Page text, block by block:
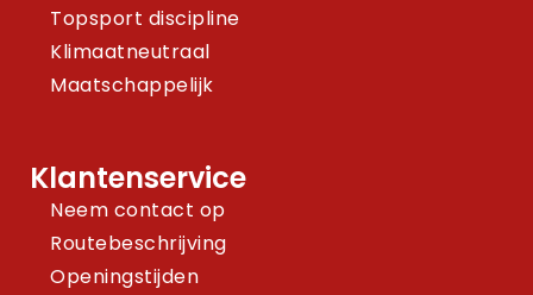
Topsport discipline
Klimaatneutraal
Maatschappelijk
Klantenservice
Neem contact op
Routebeschrijving
Openingstijden